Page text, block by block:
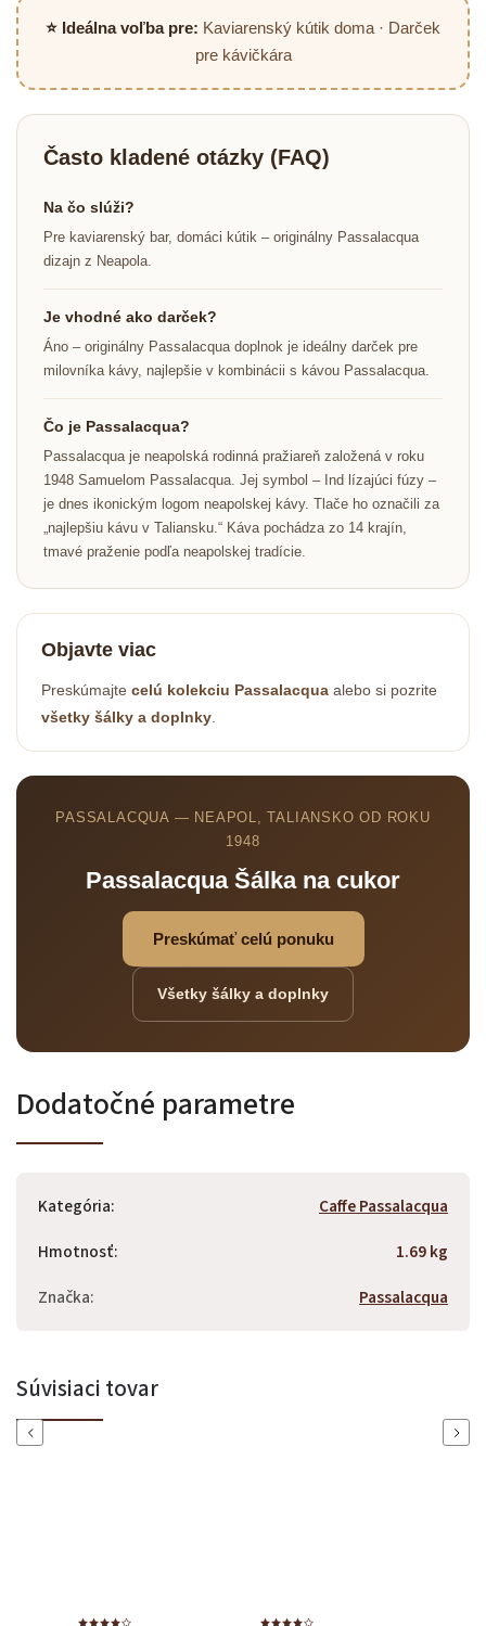
⭐ Ideálna voľba pre: Kaviarenský kútik doma · Darček
pre kávičkára
Často kladené otázky (FAQ)
Na čo slúži?
Pre kaviarenský bar, domáci kútik – originálny Passalacqua
dizajn z Neapola.
Je vhodné ako darček?
Áno – originálny Passalacqua doplnok je ideálny darček pre
milovníka kávy, najlepšie v kombinácii s kávou Passalacqua.
Čo je Passalacqua?
Passalacqua je neapolská rodinná pražiareň založená v roku
1948 Samuelom Passalacqua. Jej symbol – Ind lízajúci fúzy –
je dnes ikonickým logom neapolskej kávy. Tlače ho označili za
„najlepšiu kávu v Taliansku.“ Káva pochádza zo 14 krajín,
tmavé praženie podľa neapolskej tradície.
Objavte viac
Preskúmajte celú kolekciu Passalacqua alebo si pozrite
všetky šálky a doplnky
PASSALACQUA — NEAPOL, TALIANSKO OD ROKU
1948
Passalacqua Šálka na cukor
Preskúmať celú ponuku
Všetky šálky a doplnky
Dodatočné parametre
Kategória:
Caffe Passalacqua
Hmotnosť:
1.69 kg
Značka: Passalacqua
Súvisiaci tovar
Previous Next